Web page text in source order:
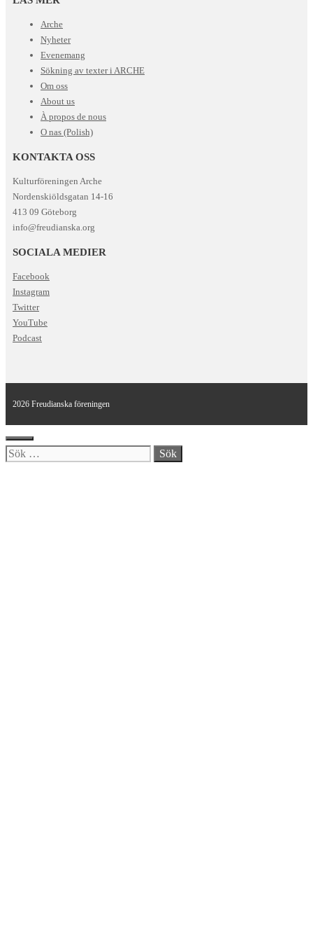
Arche
Nyheter
Evenemang
Sökning av texter i ARCHE
Om oss
About us
À propos de nous
O nas (Polish)
KONTAKTA OSS
Kulturföreningen Arche
Nordenskiöldsgatan 14-16
413 09 Göteborg
info@freudianska.org
SOCIALA MEDIER
Facebook
Instagram
Twitter
YouTube
Podcast
2026 Freudianska föreningen
Stäng
Sök